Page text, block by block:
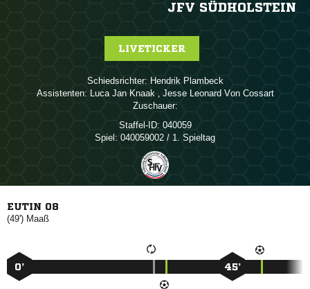
JFV SÜDHOLSTEIN
LIVETICKER
Schiedsrichter:  
Assistenten:    ,    
Zuschauer:
Staffel-ID: 040059
Spiel: 040059002 / 1. Spieltag
EUTIN 08
(49') 
0’ 45’